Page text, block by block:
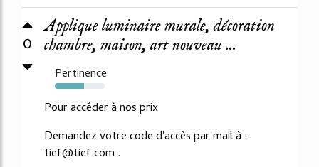
0
Applique luminaire murale, décoration
chambre, maison, art nouveau ...
Pertinence
59%
Pour accéder à nos prix
Demandez votre code d'accès par mail à :
tief@tief.com .